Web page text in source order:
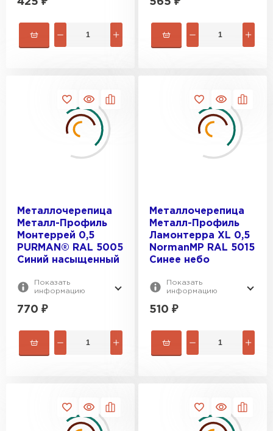
Металлочерепица
Металл-Профиль
Монтеррей 0,5
PURMAN® RAL 5005
Синий насыщенный
Показать
информацию
770 ₽
Металлочерепица
Металл-Профиль
Ламонтерра XL 0,5
NormanMP RAL 5015
Синее небо
Показать
информацию
510 ₽
Цементно-песчаная черепица
ПЕРЕЙТИ